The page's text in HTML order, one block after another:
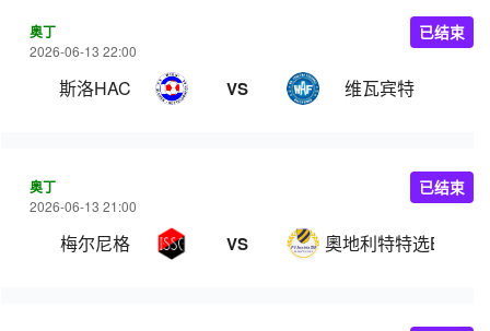
奥丁
2026-06-13 22:00
斯洛HAC VS 维瓦宾特
已结束
奥丁
2026-06-13 21:00
梅尔尼格 VS 奧地利特特选B队
已结束